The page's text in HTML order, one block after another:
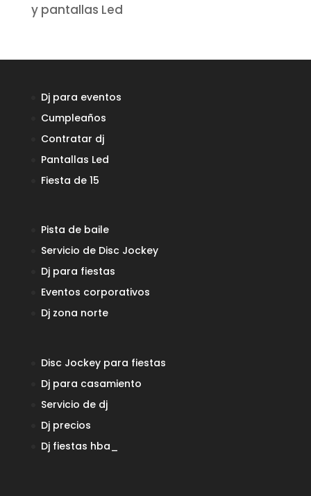
y pantallas Led
Dj para eventos
Cumpleaños
Contratar dj
Pantallas Led
Fiesta de 15
Pista de baile
Servicio de Disc Jockey
Dj para fiestas
Eventos corporativos
Dj zona norte
Disc Jockey para fiestas
Dj para casamiento
Servicio de dj
Dj precios
Dj fiestas hba_